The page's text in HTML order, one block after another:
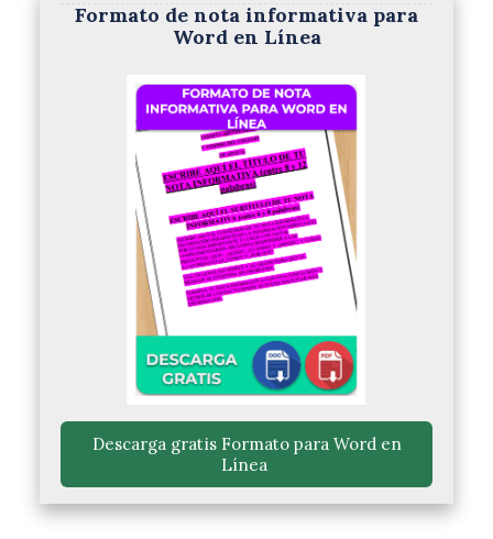
Formato de nota informativa para
Word en Línea
Línea